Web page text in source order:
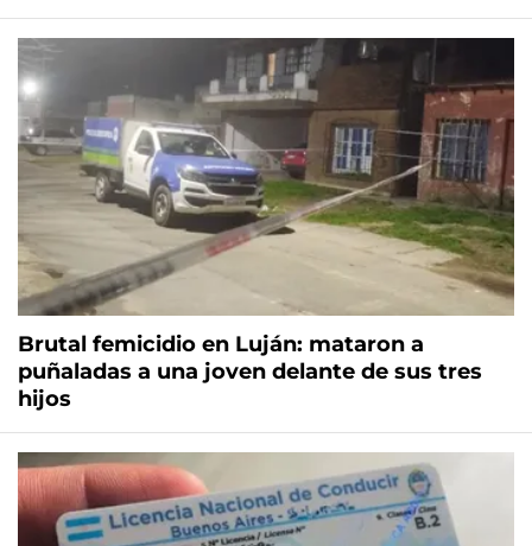
Brutal femicidio en Luján: mataron a
puñaladas a una joven delante de sus tres
hijos